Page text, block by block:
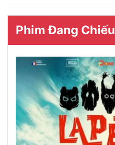
Phim Đang Chiếu